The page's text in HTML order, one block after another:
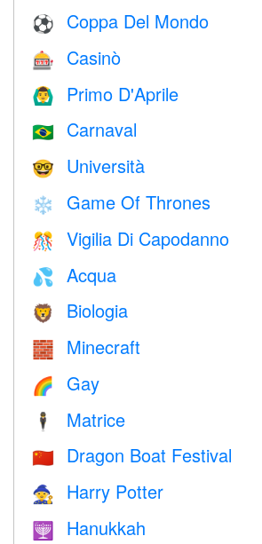
⚽ Coppa Del Mondo
🎰 Casinò
🙆‍♂️ Primo D'Aprile
🇧🇷 Carnaval
🤓 Università
❄️ Game Of Thrones
🎊 Vigilia Di Capodanno
💦 Acqua
🦁 Biologia
🧱 Minecraft
🌈 Gay
🕴️ Matrice
🇨🇳 Dragon Boat Festival
🧙 Harry Potter
🕎 Hanukkah